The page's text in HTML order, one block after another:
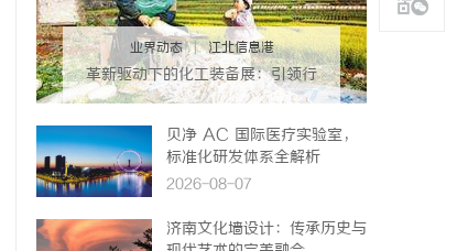
业界动态 | 江北信息港
革新驱动下的化工装备展：引领行
业未来发展的风向标
贝净 AC 国际医疗实验室，
标准化研发体系全解析
2026-08-07
济南文化墙设计：传承历史与